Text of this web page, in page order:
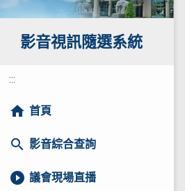
容
區
影音視訊隨選系統
:::
home 首頁
search 影音綜合查詢
play_circle_filled 議會現場直播